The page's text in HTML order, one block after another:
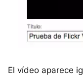
El vídeo aparece